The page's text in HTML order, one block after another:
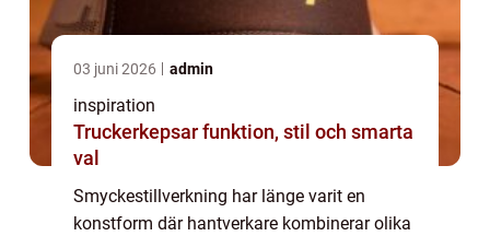
03 juni 2026 admin
inspiration
Truckerkepsar funktion, stil och smarta
val
Smyckestillverkning har länge varit en
konstform där hantverkare kombinerar olika